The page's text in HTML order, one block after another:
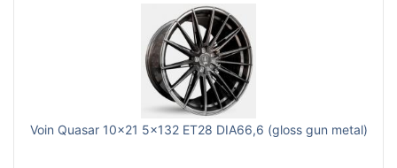
Voin Quasar 10x21 5x132 ET28 DIA66,6 (gloss gun metal)